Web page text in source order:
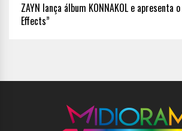
ZAYN lança álbum KONNAKOL e apresenta
Effects”